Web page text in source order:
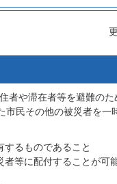
者や滞在者等を避難のた
民その他の被災者を一
るものであること
等に配付することが可